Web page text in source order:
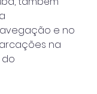
e no
na